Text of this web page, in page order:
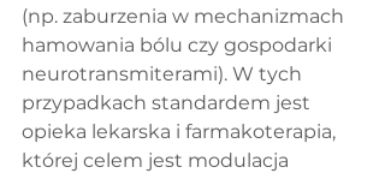
(np. zaburzenia w mechanizmach
hamowania bólu czy gospodarki
neurotransmiterami). W tych
przypadkach standardem jest
opieka lekarska i farmakoterapia,
której celem jest modulacja